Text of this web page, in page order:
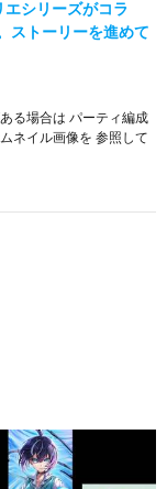
シリーズがコラ
ストーリーを進めて
る場合は パーティ編成
ネイル画像を 参照して